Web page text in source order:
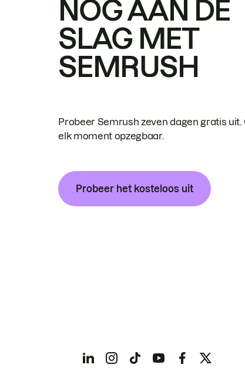
NOG AAN DE
SLAG MET
SEMRUSH
Probeer Semrush zeven dagen gratis uit.
elk moment opzegbaar.
Probeer het kosteloos uit